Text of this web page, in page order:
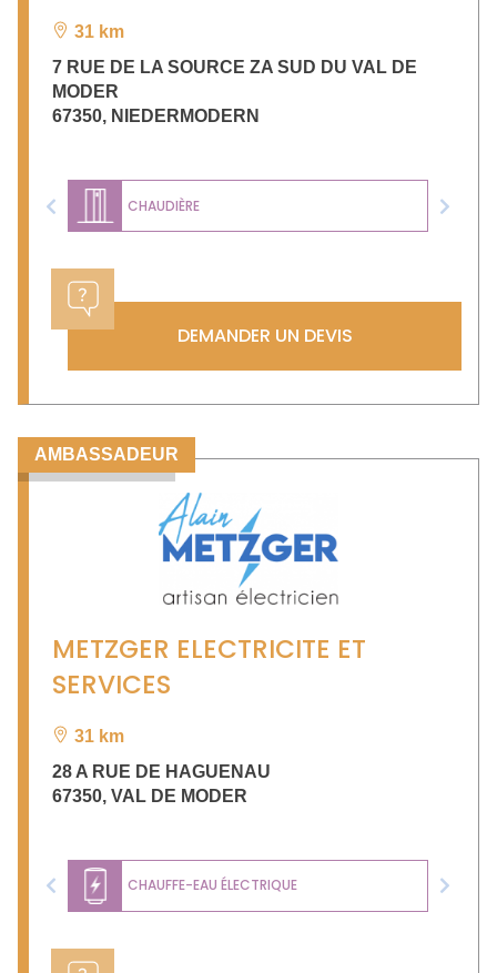
31 km
7 RUE DE LA SOURCE ZA SUD DU VAL DE
MODER
67350, NIEDERMODERN
CHAUDIÈRE
Previous Next
DEMANDER UN DEVIS
AMBASSADEUR
METZGER ELECTRICITE ET
SERVICES
31 km
28 A RUE DE HAGUENAU
67350, VAL DE MODER
CHAUFFE-EAU ÉLECTRIQUE
Previous Next